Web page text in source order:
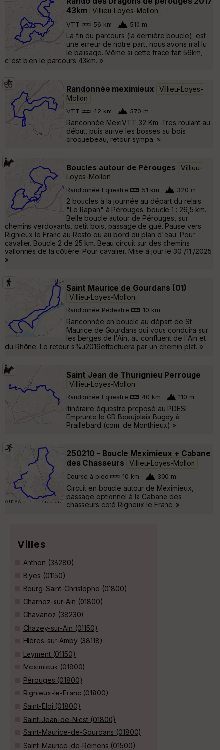
43km
Villieu-Loyes-Mollon
VTT 56 km 510 m
La fin du parcours (la dernière boucle), est
une erreur de notre part, nous avons mal lu
le balisage. Même si cette trace fait 56km,
c'est bien le parcours 43km. »
Randonnée meximieux
Villieu-Loyes-
Mollon
VTT 42 km 370 m
Randonnée MexiVTT 32 Km. Tres roulant au
début, puis arrive les bosses au bois
croquebeau, retour sympa. »
Boucles autour de Pérouges
Villieu-
Loyes-Mollon
Randonnée Equestre 51 km 320 m
2 boucles à la journée au départ du relais
"Le Rapan" à Pérouges. boucle 1 : 26,5 km.
Belle boucle autour de Pérouges, sur
chemins verdoyants, petit bois, passage de gué. Pause vers
Rignieux le Franc au Resto ou au bord du plan d'eau. Pour
cavalier. Boucle 2 de 25 km. Beau circuit sur des chemins
vallonnés de la côtière. Pour cavalier. Mise à jour le 30 /11 /2025
»
Saint Maurice de Gourdans (01)
Villieu-Loyes-Mollon
Randonnée Pédestre 10 km
Randonnée en boucle au départ de St
Maurice de Gourdans qui vous conduira sur
les berges de l'Ain, au confluent de l'Ain et
du Rhône. Le retour s%u2019effectuera par un chemin plat. »
Saint Jean de Thurignieu Perrouge
Villieu-Loyes-Mollon
Randonnée Equestre 40 km 110 m
Itinéraire équestre proposé au PDESI
Emprunte le GR Beaujolais Bugey à
Praillebard (com. de Monthieux) »
250210 - Boucle Meximieux + Cabane
des Chasseurs
Villieu-Loyes-Mollon
Course à pied 10 km 300 m
Circuit en boucle autour de Meximieux,
passage optionnel à la Cabane des
chasseurs coté Rigneux le Franc. »
Villes
Anthon (38280)
Blyes (01150)
Bourg-Saint-Christophe (01800)
Charnoz-sur-Ain (01800)
Chavanoz (38230)
Chazey-sur-Ain (01150)
Hières-sur-Amby (38118)
Leyment (01150)
Meximieux (01800)
Pérouges (01800)
Rignieux-le-Franc (01800)
Saint-Éloi (01800)
Saint-Jean-de-Niost (01800)
Saint-Maurice-de-Gourdans (01800)
Saint-Maurice-de-Rémens (01500)